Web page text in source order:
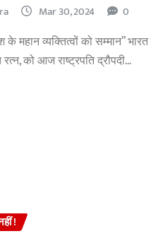
Mar 30, 2024 0
के महान व्यक्तित्वों को सम्मान”
को आज राष्ट्रपति द्रौपदी…
!